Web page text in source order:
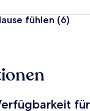
fühlen (6)